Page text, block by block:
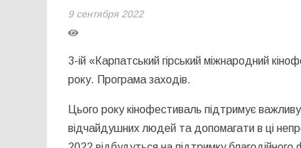
9 сентября 2022
3-ій «Карпатський гірський міжнародний
року. Програма заходів.
Цього року кінофестиваль підтримує
відчайдушних людей та допомагати в ці